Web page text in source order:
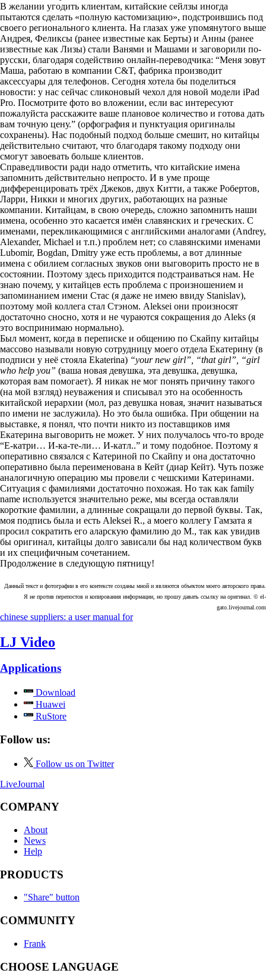
В желании угодить клиентам, китайские сейлзы иногда
пытаются сделать «полную кастомизацию», подстроившись под
своего регионального клиента. На глазах уже упомянутого выше
Андрея, Феликсы (ранее известные как Берты) и Анны (ранее
известные как Лизы) стали Ванями и Машами и заговорили по-
русски, благодаря содействию онлайн-переводчика: “Меня зовут
Маша, работаю в компании C&T, фабрика производит
аксессуары для телефонов. Сегодня хотела бы поделиться
новости: у нас сейчас сликоновый чехол для новой модели iPad
Pro. Посмотрите фото во вложении, если вас интересуют
пожалуйста расскажите ваше плановое количество и готова дать
вам точную цену.” (орфография и пунктуация оригиналы
сохранены). Нас подобный подход больше смешит, но китайцы
действительно считают, что благодаря такому подходу они
смогут завоевать больше клиентов.
Справедливости ради надо отметить, что китайские имена
запомнить действительно непросто. И в уме проще
дифференцировать трёх Джеков, двух Китти, а также Робертов,
Ларри, Никки и многих других, работающих на разные
компании. Китайцам, в свою очередь, сложно запомнить наши
имена, особенно это касается имён славянских и греческих. С
именами, перекликающимися с английскими аналогами (Andrey,
Alexander, Michael и т.п.) проблем нет; со славянскими именами
Lubomir, Bogdan, Dmitry уже есть проблемы, а вот длинные
имена с обилием согласных звуков они выговорить просто не в
состоянии. Поэтому здесь приходится подстраиваться нам. Не
знаю почему, у китайцев есть проблема с произношением и
запоминанием имени Стас (я даже не имею ввиду Stanislav),
поэтому мой коллега стал Стэном. Aleksei они произносят
достаточно сносно, хотя и не чураются сокращения до Aleks (я
это воспринимаю нормально).
Был момент, когда в переписке и общению по Скайпу китайцы
массово называли новую сотрудницу моего отдела Екатерину (в
подписи у неё стояла Ekaterina) “your new girl”, “that girl”, “girl
who help you” (ваша новая девушка, эта девушка, девушка,
которая вам помогает). Я никак не мог понять причину такого
(на мой взгляд) неуважения и списывал это на особенность
китайской иерархии (мол, раз девушка новая, значит называться
по имени не заслужила). Но это была ошибка. При общении на
выставке, я понял, что почти никто из поставщиков имя
Екатерина выговорить не может. У них получалось что-то вроде
“Е-катри… И-ка-те-ли… И-катл..” и тому подобное. Поэтому я
оперативно связался с Катериной по Скайпу и она достаточно
оперативно была переименована в Кейт (диар Кейт). Чуть позже
аналогичную операцию мы провели с чешскими Катеринами.
Ситуация с фамилиями достаточно похожая. Но так как family
name используется значительно реже, мы всегда оставляли
короткие фамилии, а длинные сокращали до первой буквы. Так,
моя подпись была и есть Aleksei R., а моего коллегу Гамзата я
просил сократить его аларскую фамилию до M., так как увидив
бы оригинал, китайцы долго зависали бы над количеством букв
и их специфичным сочетанием.
Продолжение в следующую пятницу!
Данный текст и фотографии в его контексте созданы мной и являются объектом моего авторского права.
Я не против перепостов и копирования информации, но прошу давать ссылку на оригинал. © el-
gato.livejournal.com
chinese suppliers: a user manual for
LJ Video
Applications
Download
Huawei
RuStore
Follow us:
Follow us on Twitter
LiveJournal
COMPANY
About
News
Help
PRODUCTS
"Share" button
COMMUNITY
Frank
CHOOSE LANGUAGE